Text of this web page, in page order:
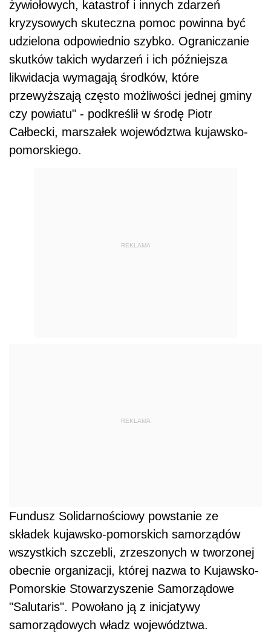
żywiołowych, katastrof i innych zdarzeń
kryzysowych skuteczna pomoc powinna być
udzielona odpowiednio szybko. Ograniczanie
skutków takich wydarzeń i ich późniejsza
likwidacja wymagają środków, które
przewyższają często możliwości jednej gminy
czy powiatu" - podkreślił w środę Piotr
Całbecki, marszałek województwa kujawsko-
pomorskiego.
REKLAMA
REKLAMA
Fundusz Solidarnościowy powstanie ze
składek kujawsko-pomorskich samorządów
wszystkich szczebli, zrzeszonych w tworzonej
obecnie organizacji, której nazwa to Kujawsko-
Pomorskie Stowarzyszenie Samorządowe
"Salutaris". Powołano ją z inicjatywy
samorządowych władz województwa.